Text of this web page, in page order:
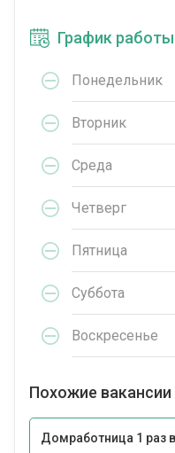
График работы
Понедельник
Вторник
Среда
Четверг
Пятница
Суббота
Воскресенье
Похожие вакансии
Домработница 1 раз